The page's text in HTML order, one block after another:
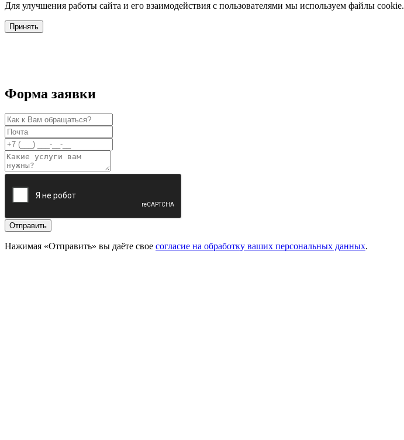
Для улучшения работы сайта и его взаимодействия с пользователями мы используем файлы cookie.
Принять
Форма заявки
Отправить
Нажимая «Отправить» вы даёте свое согласие на обработку ваших персональных данных.